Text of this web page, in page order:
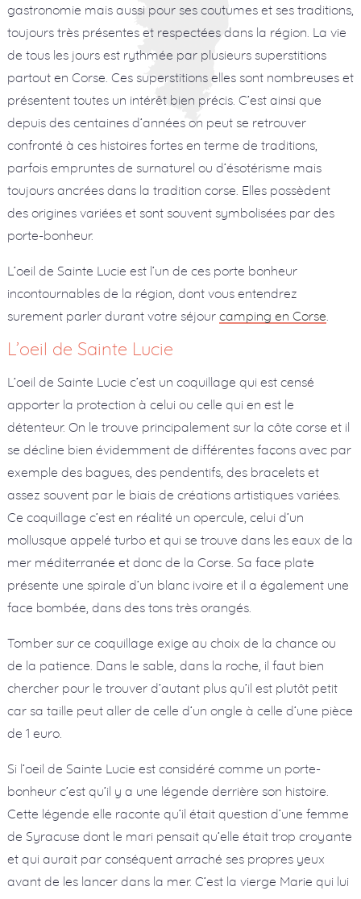
gastronomie mais aussi pour ses coutumes et ses traditions,
toujours très présentes et respectées dans la région. La vie
de tous les jours est rythmée par plusieurs superstitions
partout en Corse. Ces superstitions elles sont nombreuses et
présentent toutes un intérêt bien précis. C’est ainsi que
depuis des centaines d’années on peut se retrouver
confronté à ces histoires fortes en terme de traditions,
parfois empruntes de surnaturel ou d’ésotérisme mais
toujours ancrées dans la tradition corse. Elles possèdent
des origines variées et sont souvent symbolisées par des
porte-bonheur.
L’oeil de Sainte Lucie est l’un de ces porte bonheur
incontournables de la région, dont vous entendrez
surement parler durant votre séjour camping en Corse
L’oeil de Sainte Lucie
L’oeil de Sainte Lucie c’est un coquillage qui est censé
apporter la protection à celui ou celle qui en est le
détenteur. On le trouve principalement sur la côte corse et il
se décline bien évidemment de différentes façons avec par
exemple des bagues, des pendentifs, des bracelets et
assez souvent par le biais de créations artistiques variées.
Ce coquillage c’est en réalité un opercule, celui d’un
mollusque appelé turbo et qui se trouve dans les eaux de la
mer méditerranée et donc de la Corse. Sa face plate
présente une spirale d’un blanc ivoire et il a également une
face bombée, dans des tons très orangés.
Tomber sur ce coquillage exige au choix de la chance ou
de la patience. Dans le sable, dans la roche, il faut bien
chercher pour le trouver d’autant plus qu’il est plutôt petit
car sa taille peut aller de celle d’un ongle à celle d’une pièce
de 1 euro.
Si l’oeil de Sainte Lucie est considéré comme un porte-
bonheur c’est qu’il y a une légende derrière son histoire.
Cette légende elle raconte qu’il était question d’une femme
de Syracuse dont le mari pensait qu’elle était trop croyante
et qui aurait par conséquent arraché ses propres yeux
avant de les lancer dans la mer. C’est la vierge Marie qui lui